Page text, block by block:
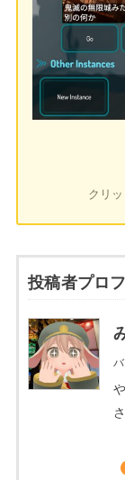
クリ
投稿者プロ